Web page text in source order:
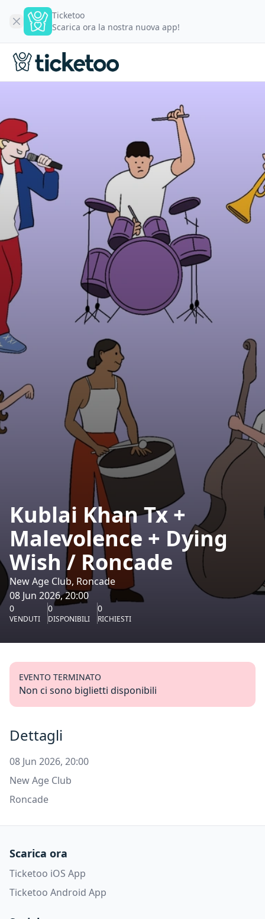
Ticketoo
Scarica ora la nostra nuova app!
Kublai Khan Tx +
Malevolence + Dying
Wish / Roncade
New Age Club, Roncade
08 Jun 2026, 20:00
0
VENDUTI
0
DISPONIBILI
0
RICHIESTI
EVENTO TERMINATO
Non ci sono biglietti disponibili
Dettagli
08 Jun 2026, 20:00
New Age Club
Roncade
Scarica ora
Ticketoo iOS App
Ticketoo Android App